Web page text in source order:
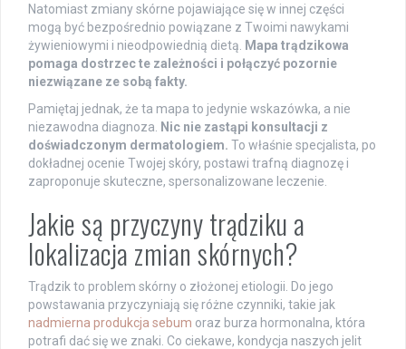
Natomiast zmiany skórne pojawiające się w innej części
mogą być bezpośrednio powiązane z Twoimi nawykami
żywieniowymi i nieodpowiednią dietą.
Mapa trądzikowa
pomaga dostrzec te zależności i połączyć pozornie
niezwiązane ze sobą fakty.
Pamiętaj jednak, że ta mapa to jedynie wskazówka, a nie
niezawodna diagnoza.
Nic nie zastąpi konsultacji z
doświadczonym dermatologiem. To właśnie specjalista, po
dokładnej ocenie Twojej skóry, postawi trafną diagnozę i
zaproponuje skuteczne, spersonalizowane leczenie.
Jakie są przyczyny trądziku a
lokalizacja zmian skórnych?
Trądzik to problem skórny o złożonej etiologii. Do jego
powstawania przyczyniają się różne czynniki, takie jak
nadmierna produkcja sebum oraz burza hormonalna, która
potrafi dać się we znaki. Co ciekawe, kondycja naszych jelit